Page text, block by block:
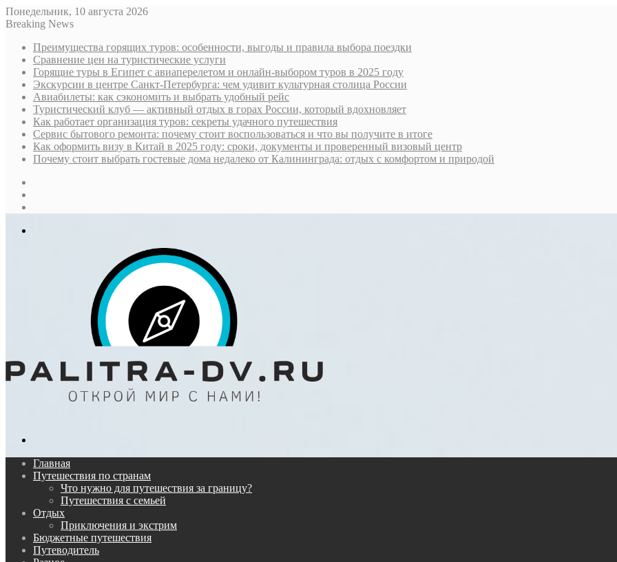
Понедельник, 10 августа 2026
Breaking News
Преимущества горящих туров: особенности, выгоды и правила выбора поездки
Сравнение цен на туристические услуги
Горящие туры в Египет с авиаперелетом и онлайн-выбором туров в 2025 году
Экскурсии в центре Санкт-Петербурга: чем удивит культурная столица России
Авиабилеты: как сэкономить и выбрать удобный рейс
Туристический клуб — активный отдых в горах России, который вдохновляет
Как работает организация туров: секреты удачного путешествия
Сервис бытового ремонта: почему стоит воспользоваться и что вы получите в итоге
Как оформить визу в Китай в 2025 году: сроки, документы и проверенный визовый центр
Почему стоит выбрать гостевые дома недалеко от Калининграда: отдых с комфортом и природой
Главная
Путешествия по странам
Что нужно для путешествия за границу?
Путешествия с семьей
Отдых
Приключения и экстрим
Бюджетные путешествия
Путеводитель